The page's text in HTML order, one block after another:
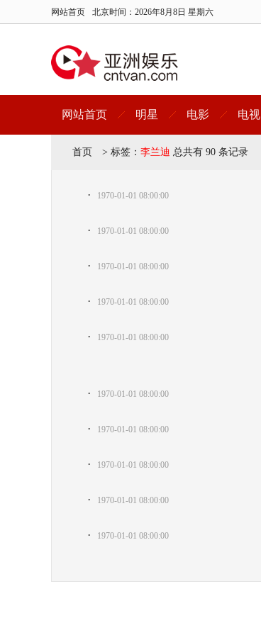
网站首页 北京时间： 2026年8月8日 星期六
网站首页 明星 电影 电视
首页 > 标签： 李兰迪 总共有 90 条记录
· 1970-01-01 08:00:00
· 1970-01-01 08:00:00
· 1970-01-01 08:00:00
· 1970-01-01 08:00:00
· 1970-01-01 08:00:00
· 1970-01-01 08:00:00
· 1970-01-01 08:00:00
· 1970-01-01 08:00:00
· 1970-01-01 08:00:00
· 1970-01-01 08:00:00